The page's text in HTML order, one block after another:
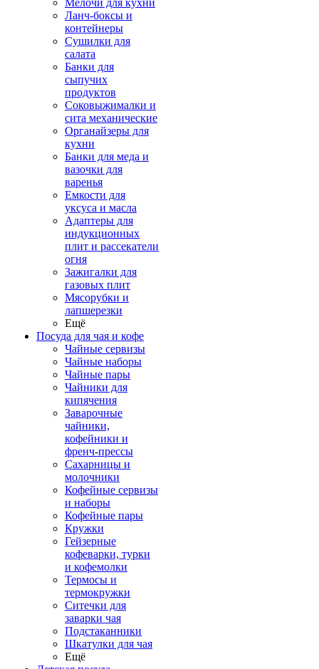
Мелочи для кухни
Ланч-боксы и
контейнеры
Сушилки для
салата
Банки для
сыпучих
продуктов
Соковыжималки и
сита механические
Органайзеры для
кухни
Банки для меда и
вазочки для
варенья
Емкости для
уксуса и масла
Адаптеры для
индукционных
плит и рассекатели
огня
Зажигалки для
газовых плит
Мясорубки и
лапшерезки
Ещё
Посуда для чая и кофе
Чайные сервизы
Чайные наборы
Чайные пары
Чайники для
кипячения
Заварочные
чайники,
кофейники и
френч-прессы
Сахарницы и
молочники
Кофейные сервизы
и наборы
Кофейные пары
Кружки
Гейзерные
кофеварки, турки
и кофемолки
Термосы и
термокружки
Ситечки для
заварки чая
Подстаканники
Шкатулки для чая
Ещё